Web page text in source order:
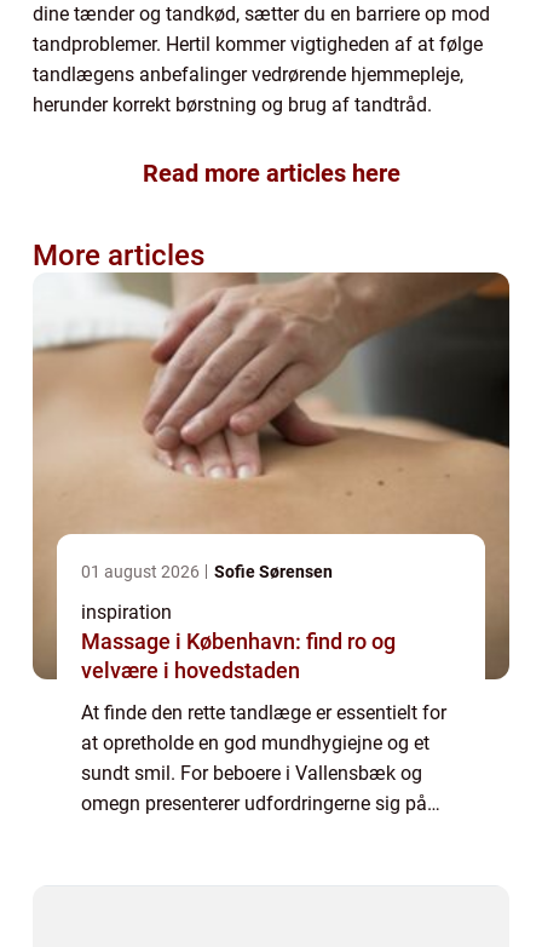
dine tænder og tandkød, sætter du en barriere op mod
tandproblemer. Hertil kommer vigtigheden af at følge
tandlægens anbefalinger vedrørende hjemmepleje,
herunder korrekt børstning og brug af tandtråd.
Read more articles here
More articles
01 august 2026 Sofie Sørensen
inspiration
Massage i København: find ro og
velvære i hovedstaden
At finde den rette tandlæge er essentielt for
at opretholde en god mundhygiejne og et
sundt smil. For beboere i Vallensbæk og
omegn presenterer udfordringerne sig på